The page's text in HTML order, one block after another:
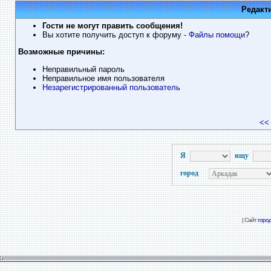
Гости не могут править сообщения!
Вы хотите получить доступ к форуму - Файлы помощи?
Возможные причины:
Неправильный пароль
Неправильное имя пользователя
Незарегистрированный пользователь
<<
Я ищу
город
| Сайт